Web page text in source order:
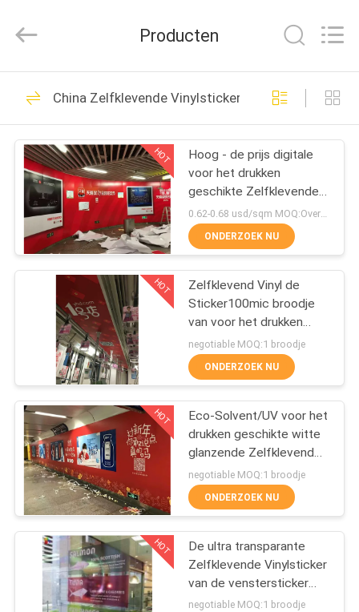
THUIS
PRODUCTEN
OVER
ONS
FABRIEKSTOCHT
KWALITEITSCONTROLE
NEEM
CONTACT
MET
ONS
OP
VRAAG
EEN
OFFERTE
Co.,Ltd.
Vinylstickerbroodje
75
Het vinylbroodje van
de Vloersticker
15
Magnetische
Bladbroodjes
14
Producten
China Zelfklevende Vinylsticker
HOT
Hoog - de prijs digitale
voor het drukken
geschikte Zelfklevende
Vinylsticker 140g van de
kwaliteitsfabriek
0.62-0.68 usd/sqm MOQ:Overeen te komen
ONDERZOEK NU
HOT
Zelfklevend Vinyl de
Sticker100mic broodje
van voor het drukken
geschikt pvc voor
digitale druk
negotiable MOQ:1 broodje
ONDERZOEK NU
HOT
Eco-Solvent/UV voor het
drukken geschikte witte
glanzende Zelfklevende
Vinylsticker 140gsm
negotiable MOQ:1 broodje
ONDERZOEK NU
HOT
De ultra transparante
Zelfklevende Vinylsticker
van de venstersticker
120mic
negotiable MOQ:1 broodje